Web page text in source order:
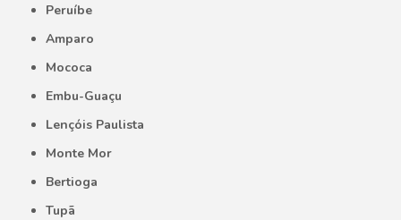
Peruíbe
Amparo
Mococa
Embu-Guaçu
Lençóis Paulista
Monte Mor
Bertioga
Tupã